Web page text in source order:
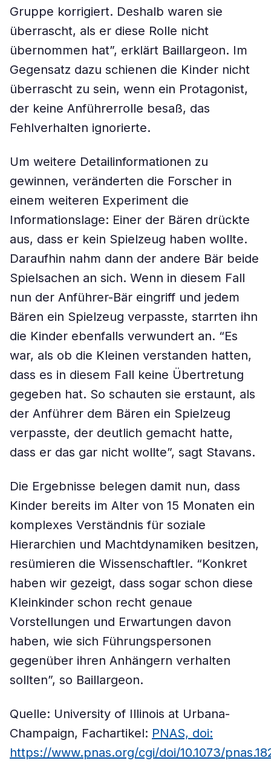
Gruppe korrigiert. Deshalb waren sie
überrascht, als er diese Rolle nicht
übernommen hat”, erklärt Baillargeon. Im
Gegensatz dazu schienen die Kinder nicht
überrascht zu sein, wenn ein Protagonist,
der keine Anführerrolle besaß, das
Fehlverhalten ignorierte.
Um weitere Detailinformationen zu
gewinnen, veränderten die Forscher in
einem weiteren Experiment die
Informationslage: Einer der Bären drückte
aus, dass er kein Spielzeug haben wollte.
Daraufhin nahm dann der andere Bär beide
Spielsachen an sich. Wenn in diesem Fall
nun der Anführer-Bär eingriff und jedem
Bären ein Spielzeug verpasste, starrten ihn
die Kinder ebenfalls verwundert an. “Es
war, als ob die Kleinen verstanden hatten,
dass es in diesem Fall keine Übertretung
gegeben hat. So schauten sie erstaunt, als
der Anführer dem Bären ein Spielzeug
verpasste, der deutlich gemacht hatte,
dass er das gar nicht wollte”, sagt Stavans.
Die Ergebnisse belegen damit nun, dass
Kinder bereits im Alter von 15 Monaten ein
komplexes Verständnis für soziale
Hierarchien und Machtdynamiken besitzen,
resümieren die Wissenschaftler. “Konkret
haben wir gezeigt, dass sogar schon diese
Kleinkinder schon recht genaue
Vorstellungen und Erwartungen davon
haben, wie sich Führungspersonen
gegenüber ihren Anhängern verhalten
sollten”, so Baillargeon.
Quelle: University of Illinois at Urbana-
Champaign, Fachartikel: PNAS, doi:
https://www.pnas.org/cgi/doi/10.1073/